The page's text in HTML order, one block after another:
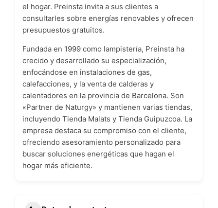
el hogar. Preinsta invita a sus clientes a
consultarles sobre energías renovables y ofrecen
presupuestos gratuitos.
Fundada en 1999 como lampistería, Preinsta ha
crecido y desarrollado su especialización,
enfocándose en instalaciones de gas,
calefacciones, y la venta de calderas y
calentadores en la provincia de Barcelona. Son
«Partner de Naturgy» y mantienen varias tiendas,
incluyendo Tienda Malats y Tienda Guipuzcoa. La
empresa destaca su compromiso con el cliente,
ofreciendo asesoramiento personalizado para
buscar soluciones energéticas que hagan el
hogar más eficiente.